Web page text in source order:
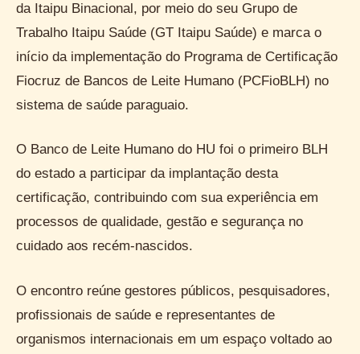
da Itaipu Binacional, por meio do seu Grupo de
Trabalho Itaipu Saúde (GT Itaipu Saúde) e marca o
início da implementação do Programa de Certificação
Fiocruz de Bancos de Leite Humano (PCFioBLH) no
sistema de saúde paraguaio.
O Banco de Leite Humano do HU foi o primeiro BLH
do estado a participar da implantação desta
certificação, contribuindo com sua experiência em
processos de qualidade, gestão e segurança no
cuidado aos recém-nascidos.
O encontro reúne gestores públicos, pesquisadores,
profissionais de saúde e representantes de
organismos internacionais em um espaço voltado ao